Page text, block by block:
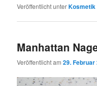
Veröffentlicht unterKosmetik
Manhattan
Veröffentlicht am29. Februar